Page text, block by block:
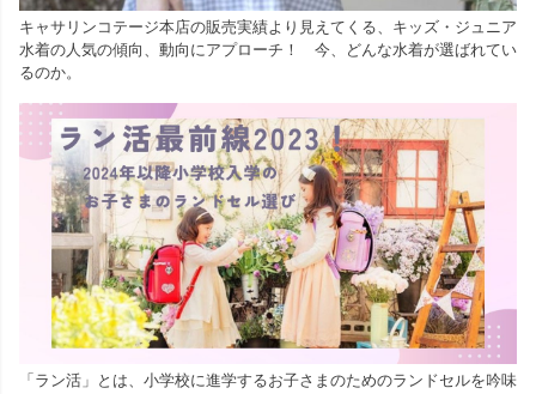
キャサリンコテージ本店の販売実績より見えてくる、キッズ・ジュニア
水着の人気の傾向、動向にアプローチ！ 今、どんな水着が選ばれてい
るのか。
「ラン活」とは、小学校に進学するお子さまのためのランドセルを吟味